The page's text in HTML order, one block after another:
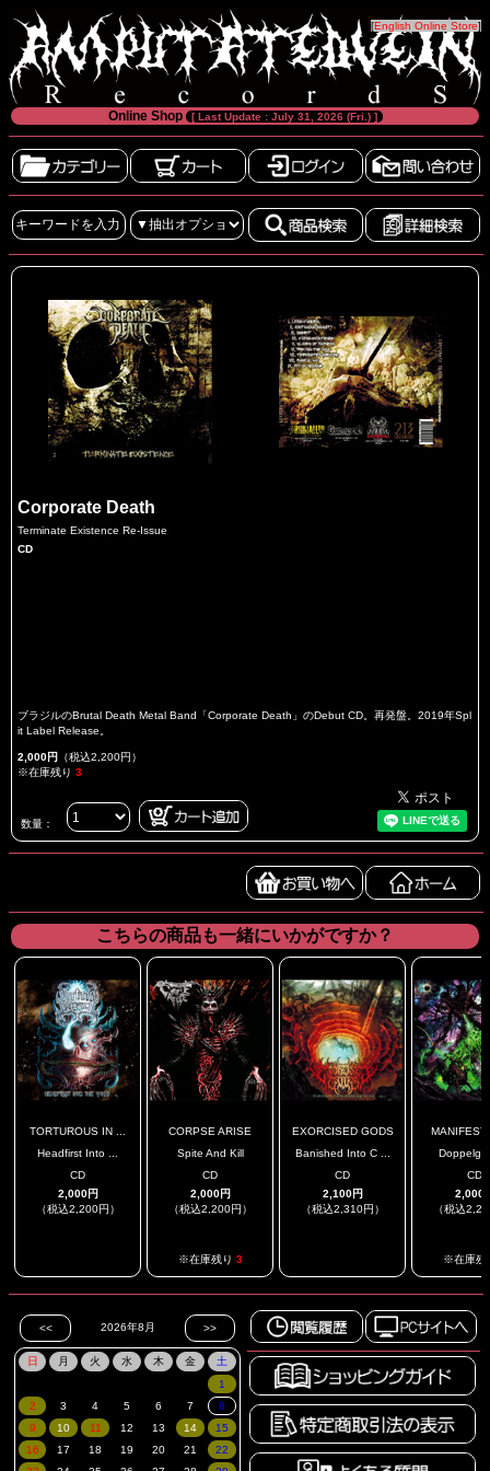
[English Online Store]
Online Shop [ Last Update : July 31, 2026 (Fri.) ]
Corporate Death
Terminate Existence Re-Issue
CD
ブラジルのBrutal Death Metal Band「Corporate Death」のDebut CD。再発盤。2019年Spl
it Label Release。
2,000円 （税込2,200円）
※在庫残り 3
数量：
こちらの商品も一緒にいかがですか？
TORTUROUS IN ...
Headfirst Into ...
CD
2,000円
（税込2,200円）
CORPSE ARISE
Spite And Kill
CD
2,000円
（税込2,200円）
※在庫残り 3
EXORCISED GODS
Banished Into C ...
CD
2,100円
（税込2,310円）
CD
2,000
（税込
※在庫残